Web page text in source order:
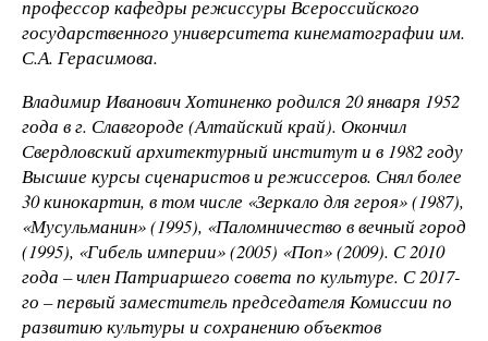
профессор кафедры режиссуры Всероссийского
государственного университета кинематографии им.
С.А. Герасимова.
Владимир Иванович Хотиненко родился 20 января 1952
года в г. Славгороде (Алтайский край). Окончил
Свердловский архитектурный институт и в 1982 году
Высшие курсы сценаристов и режиссеров. Снял более
30 кинокартин, в том числе «Зеркало для героя» (1987),
«Мусульманин» (1995), «Паломничество в вечный город
(1995), «Гибель империи» (2005) «Поп» (2009). С 2010
года – член Патриаршего совета по культуре. С 2017-
го – первый заместитель председателя Комиссии по
развитию культуры и сохранению объектов